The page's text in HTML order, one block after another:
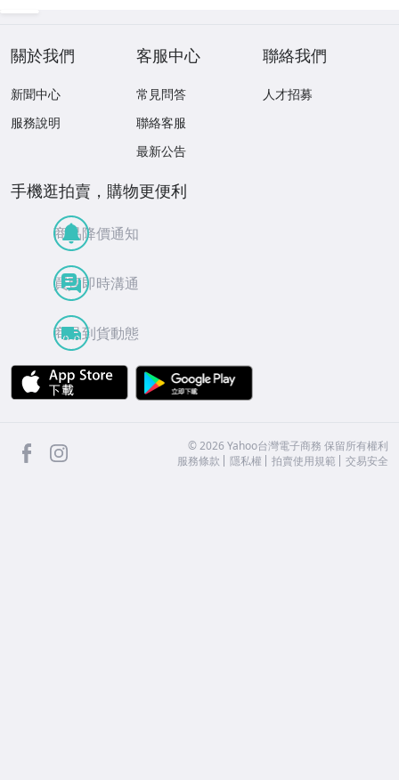
關於我們
新聞中心
服務說明
客服中心
常見問答
聯絡客服
最新公告
聯絡我們
人才招募
手機逛拍賣，購物更便利
商品降價通知
買賣即時溝通
商品到貨動態
APP Store
facebook ©2026 Yahoo台灣電子商務 保留所有權利
服務條款
隱私權 拍賣使用規範 交易安全